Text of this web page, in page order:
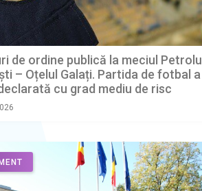
de ordine publică la meciul Petrolul
– Oțelul Galați. Partida de fotbal a
cu grad mediu de risc